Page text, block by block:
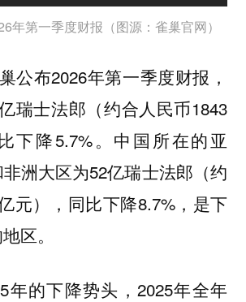
年第一季度财报（图源：雀巢官网）
公布2026年第一季度财报，
瑞士法郎（约合人民币1843
下降5.7%。中国所在的亚
洲大区为52亿瑞士法郎（约
元），同比下降8.7%，是下
区。
年的下降势头，2025年全年